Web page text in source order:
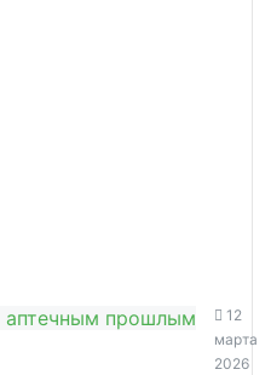
12
марта
2026